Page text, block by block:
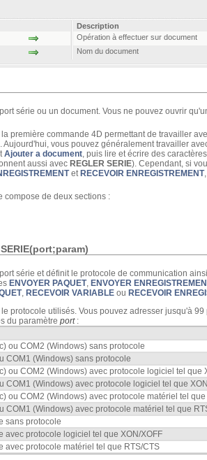
Description
Opération à effectuer sur document
Nom du document
série ou un document. Vous ne pouvez ouvrir
première commande 4D permettant de travailler
vous pouvez généralement travailler
Ajouter a document, puis lire et écrire des
aussi avec REGLER SERIE). Cependant, si
et RECEVOIR ENREGISTREMENT
compose de deux sections :
série et définit le protocole de communication
ENVOYER PAQUET, ENVOYER
, RECEVOIR VARIABLE ou RECEVOIR
protocole utilisés. Vous pouvez adresser jusqu'à 99
du paramètre port:
ou COM2 (Windows) sans protocole
COM1 (Windows) sans protocole
ou COM2 (Windows) avec protocole logiciel tel que
COM1 (Windows) avec protocole logiciel tel que
ou COM2 (Windows) avec protocole matériel tel que
COM1 (Windows) avec protocole matériel tel que
sans protocole
avec protocole logiciel tel que XON/XOFF
avec protocole matériel tel que RTS/CTS